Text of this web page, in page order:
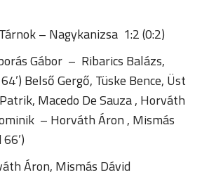
– Nagykanizsa 1:2 (0:2)
Gábor – Ribarics Balázs,
Belső Gergő, Tüske Bence, Üst
Macedo De Sauza , Horváth
– Horváth Áron , Mismás
Áron, Mismás Dávid